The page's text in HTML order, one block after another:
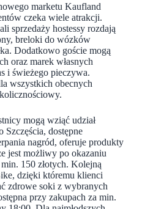
marketu Kaufland
czeka wiele atrakcji.
sprzedaży hostessy rozdają
breloki do wózków
Dodatkowo goście mogą
oraz marek własnych
i świeżego pieczywa.
wszystkich obecnych
mogą wziąć udział
Szczęścia, dostępne
nagród, oferuje produkty
jest możliwy po okazaniu
150 złotych. Kolejną
dzięki któremu klienci
zdrowe soki z wybranych
przy zakupach za min.